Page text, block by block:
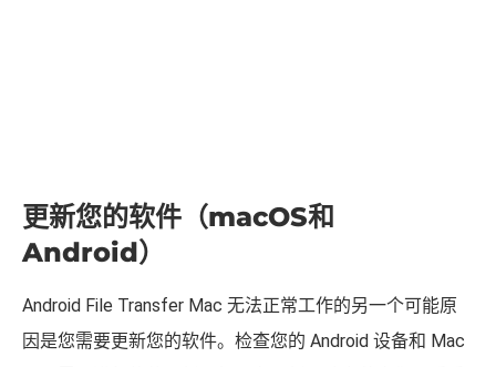
更新您的软件（macOS和
Android File Transfer Mac 无法正常工作的另一个可能原